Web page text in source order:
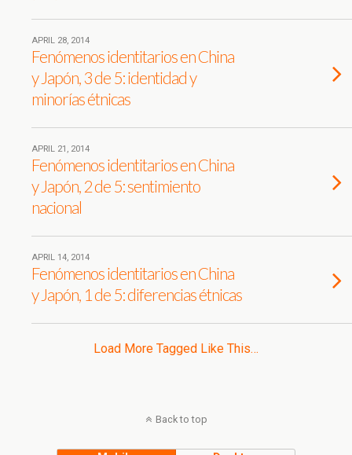
APRIL 28, 2014
Fenómenos identitarios en China
y Japón, 3 de 5: identidad y
minorías étnicas
APRIL 21, 2014
Fenómenos identitarios en China
y Japón, 2 de 5: sentimiento
nacional
APRIL 14, 2014
Fenómenos identitarios en China
y Japón, 1 de 5: diferencias étnicas
Load More Tagged Like This…
Back to top